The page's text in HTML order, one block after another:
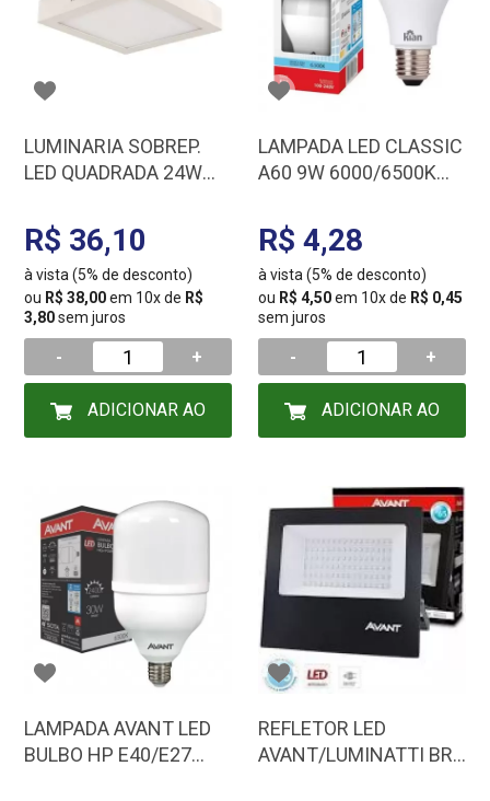
LUMINARIA SOBREP.
LED QUADRADA 24W
BLUMENAU/AVANT
768131375
R$ 36,10
à vista (5% de desconto)
ou R$ 38,00em 10x de R$
3,80sem juros
- +
LAMPADA LED CLASSIC
A60 9W 6000/6500K
KIAN/TASCHIBRA/AVA
NT
R$ 4,28
à vista (5% de desconto)
ou R$ 4,50em 10x de R$ 0,45
sem juros
- +
LAMPADA AVANT LED
BULBO HP E40/E27
REFLETOR LED
AVANT/LUMINATTI BR